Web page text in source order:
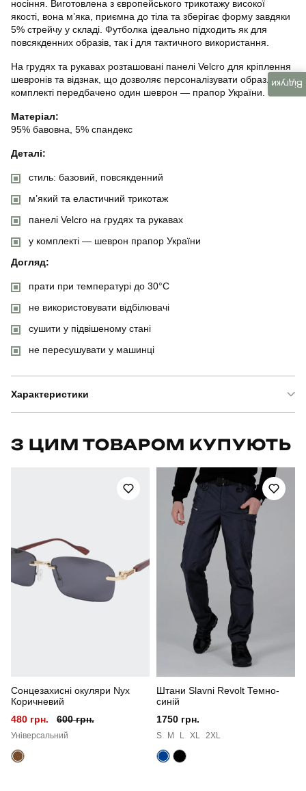
носіння. Виготовлена з європейського трикотажу високої
якості, вона м’яка, приємна до тіла та зберігає форму завдяки
5% стрейчу у складі. Футболка ідеально підходить як для
повсякденних образів, так і для тактичного використання.
На грудях та рукавах розташовані панелі Velcro для кріплення
шевронів та відзнак, що дозволяє персоналізувати образ. У
комплекті передбачено один шеврон — прапор України.
Матеріал:
95% бавовна, 5% спандекс
Деталі:
стиль: базовий, повсякденний
м’який та еластичний трикотаж
панелі Velcro на грудях та рукавах
у комплекті — шеврон прапор України
Догляд:
прати при температурі до 30°C
не використовувати відбілювачі
сушити у підвішеному стані
не пересушувати у машинці
Характеристики
TSfu2000Sba
для повсякденного носіння
Стать
повсякденний
Матеріал бавовна
Склад тканини 95% бавовна, 5% еластан
Країна - виробник
З ЦИМ ТОВАРОМ КУПУЮТЬ
Сонцезахисні окуляри Nyx
Коричневий
480 грн.
600 грн.
Універсальний
Штани Slavni Revolt Темно-
синій
1750 грн.
S M L XL 2XL
Відгуки